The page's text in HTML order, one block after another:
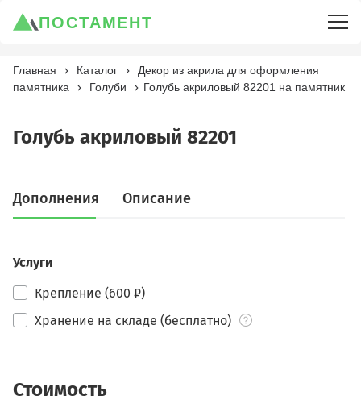
ПОСТАМЕНТ
Главная Каталог
Декор из акрила для оформления
памятника
Голуби Голубь акриловый 82201 на памятник
Голубь акриловый 82201
Дополнения Описание
Услуги
Крепление (600 ₽)
Хранение на складе (бесплатно)
Стоимость